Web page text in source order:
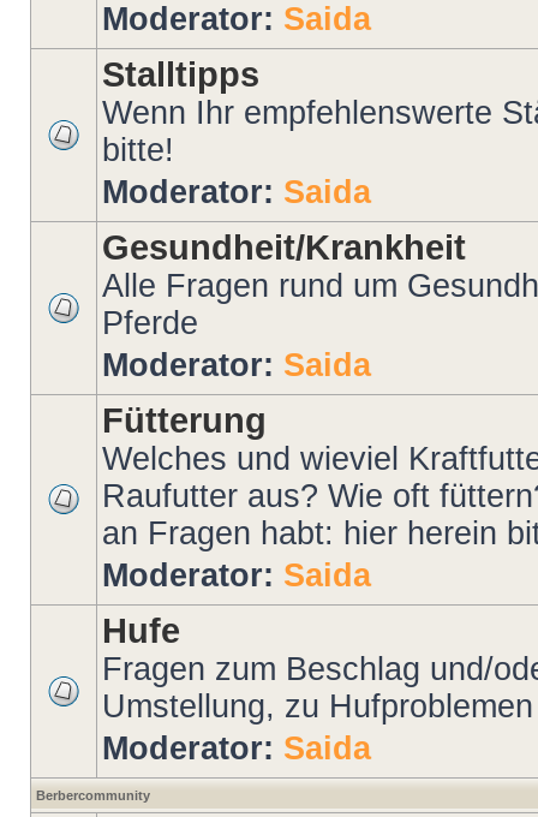
Moderator: Saida
Stalltipps
Wenn Ihr empfehlenswerte
bitte!
Moderator: Saida
Gesundheit/Krankheit
Alle Fragen rund um
Pferde
Moderator: Saida
Fütterung
Welches und wieviel
Raufutter aus? Wie oft
an Fragen habt: hier herein
Moderator: Saida
Hufe
Fragen zum Beschlag und/
Umstellung, zu
Moderator: Saida
Berbercommunity